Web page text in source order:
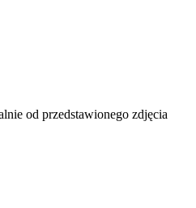
od przedstawionego zdjęcia